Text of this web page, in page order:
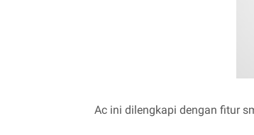
Ac ini dilengkapi dengan fitur